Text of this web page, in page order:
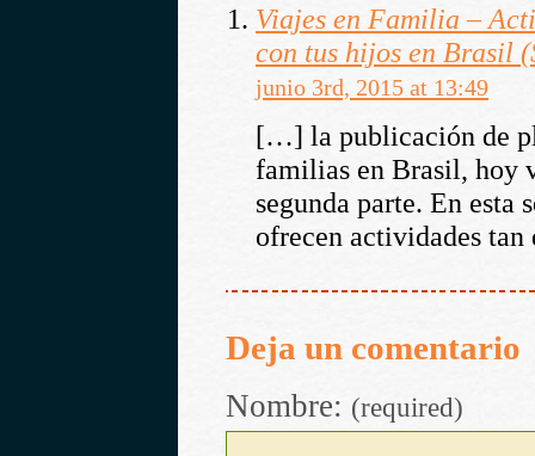
Viajes en Familia –
con tus hijos en Brasil
junio 3rd, 2015 at 13:49
[…] la publicación de
familias en Brasil, hoy
segunda parte. En esta
ofrecen actividades
Deja un comentario
Nombre: (required)